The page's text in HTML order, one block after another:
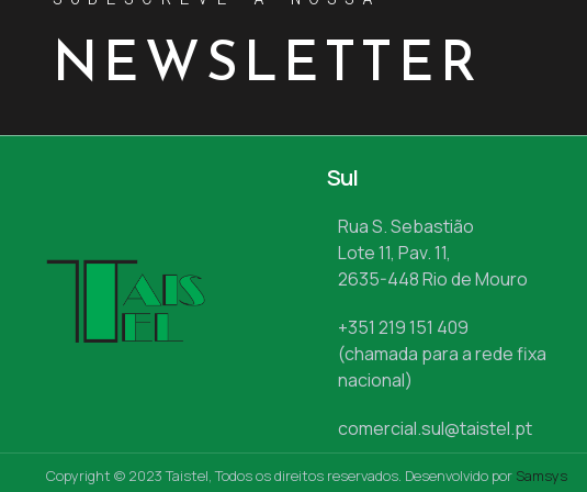
NEWSLETTER
Sul
Rua S. Sebastião
Lote 11, Pav. 11,
2635-448 Rio de Mouro
+351 219 151 409
(chamada para a rede fixa
nacional)
comercial.sul@taistel.pt
Copyright © 2023 Taistel, Todos os direitos reservados. Desenvolvido por Samsys